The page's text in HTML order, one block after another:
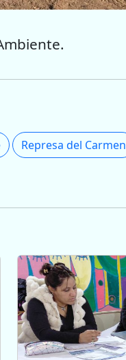
Represa del Carmen